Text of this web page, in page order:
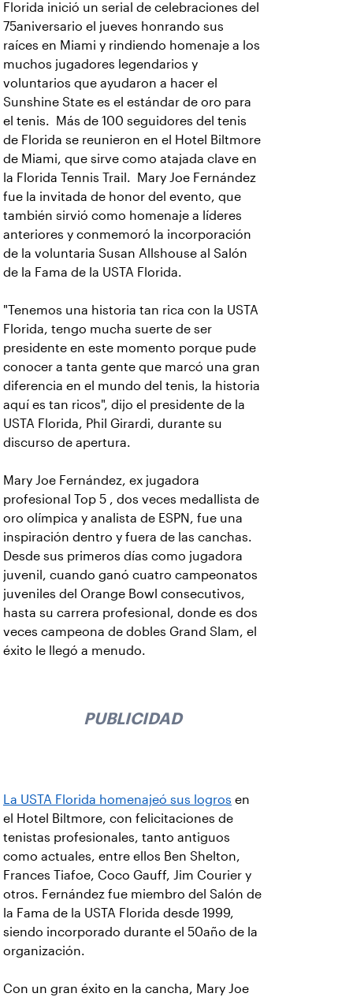
Florida inició un serial de celebraciones del
75aniversario el jueves honrando sus
raíces en Miami y rindiendo homenaje a los
muchos jugadores legendarios y
voluntarios que ayudaron a hacer el
Sunshine State es el estándar de oro para
el tenis. Más de 100 seguidores del tenis
de Florida se reunieron en el Hotel Biltmore
de Miami, que sirve como atajada clave en
la Florida Tennis Trail. Mary Joe Fernández
fue la invitada de honor del evento, que
también sirvió como homenaje a líderes
anteriores y conmemoró la incorporación
de la voluntaria Susan Allshouse al Salón
de la Fama de la USTA Florida.
"Tenemos una historia tan rica con la USTA
Florida, tengo mucha suerte de ser
presidente en este momento porque pude
conocer a tanta gente que marcó una gran
diferencia en el mundo del tenis, la historia
aquí es tan ricos", dijo el presidente de la
USTA Florida, Phil Girardi, durante su
discurso de apertura.
Mary Joe Fernández, ex jugadora
profesional Top 5 , dos veces medallista de
oro olímpica y analista de ESPN, fue una
inspiración dentro y fuera de las canchas.
Desde sus primeros días como jugadora
juvenil, cuando ganó cuatro campeonatos
juveniles del Orange Bowl consecutivos,
hasta su carrera profesional, donde es dos
veces campeona de dobles Grand Slam, el
éxito le llegó a menudo.
PUBLICIDAD
La USTA Florida homenajeó sus logros en
el Hotel Biltmore, con felicitaciones de
tenistas profesionales, tanto antiguos
como actuales, entre ellos Ben Shelton,
Frances Tiafoe, Coco Gauff, Jim Courier y
otros. Fernández fue miembro del Salón de
la Fama de la USTA Florida desde 1999,
siendo incorporado durante el 50año de la
organización.
Con un gran éxito en la cancha, Mary Joe